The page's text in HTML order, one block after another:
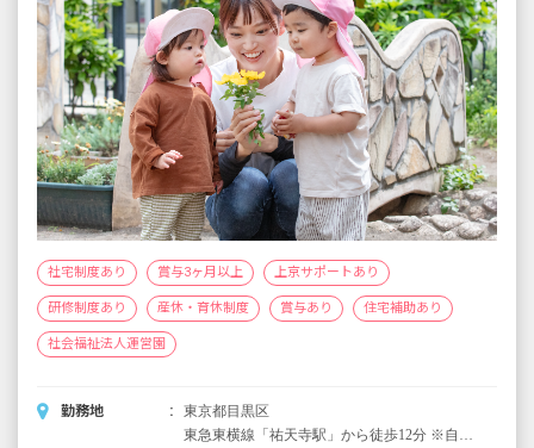
27歳／認可園経験5年／年収408万円～
・入社後の想定年収
保育士3年／入職1年目／395万円
保育士5年／入職1年目／408万円
保育士10年／入職1年目／450万円
※想定年収は1年間在籍した際に支給される金
額の一例です。賞与の支給額や勤務時間など
により前後する可能性があります。
社宅制度あり 賞与3ヶ月以上 上京サポートあり
研修制度あり 産休・育休制度 賞与あり 住宅補助あり
社会福祉法人運営園
勤務地
東京都目黒区
東急東横線「祐天寺駅」から徒歩12分 ※自転